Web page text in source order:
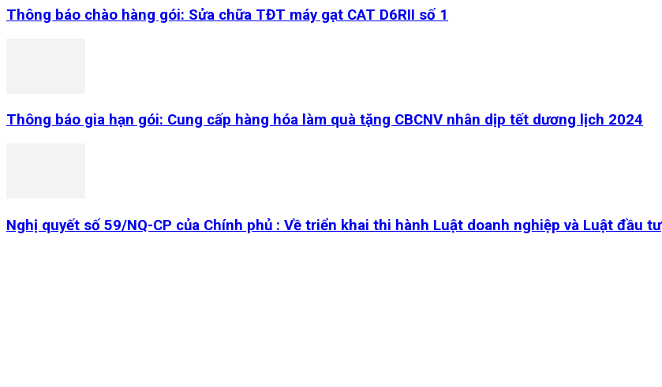
Thông báo chào hàng gói: Sửa chữa TĐT máy gạt CAT D6RII số 1
Thông báo gia hạn gói: Cung cấp hàng hóa làm quà tặng CBCNV nhân dịp tết dương lịch 2024
Nghị quyết số 59/NQ-CP của Chính phủ : Về triển khai thi hành Luật doanh nghiệp và Luật đầu tư